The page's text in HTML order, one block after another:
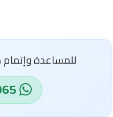
للمساعدة وإتمام